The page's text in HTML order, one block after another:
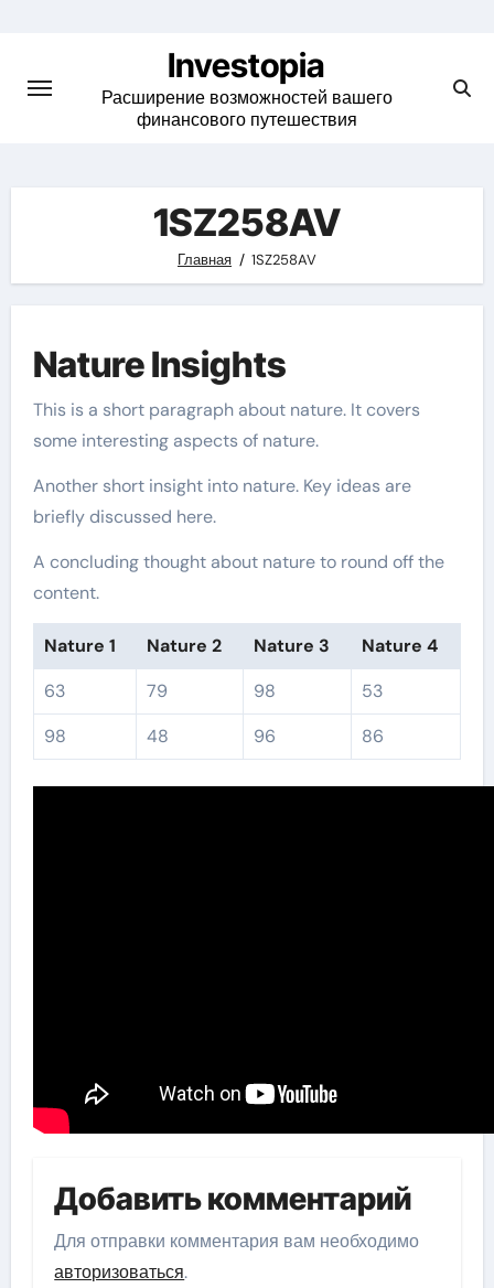
content
Investopia
Расширение возможностей вашего
финансового путешествия
1SZ258AV
Главная 1SZ258AV
Nature Insights
This is a short paragraph about nature. It covers
some interesting aspects of nature.
Another short insight into nature. Key ideas are
briefly discussed here.
A concluding thought about nature to round off the
content.
Nature 1 Nature 2 Nature 3
Nature 4
63
79 98
53
98
48 96 86
Добавить комментарий
Для отправки комментария вам необходимо
авторизоваться.